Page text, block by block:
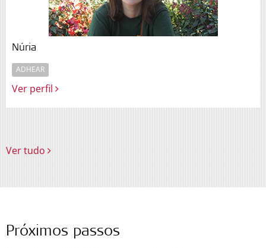
Núria
ADHEAR
Ver perfil
Ver tudo
Próximos passos